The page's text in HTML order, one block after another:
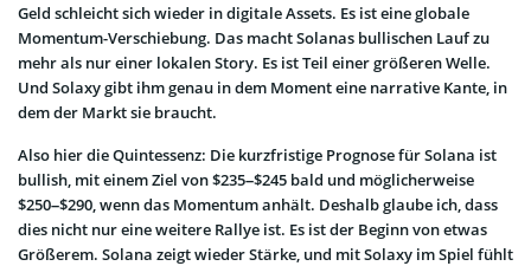
Geld schleicht sich wieder in digitale Assets. Es ist eine globale
Momentum-Verschiebung. Das macht Solanas bullischen Lauf zu
mehr als nur einer lokalen Story. Es ist Teil einer größeren Welle.
Und Solaxy gibt ihm genau in dem Moment eine narrative Kante, in
dem der Markt sie braucht.
Also hier die Quintessenz: Die kurzfristige Prognose für Solana ist
bullish, mit einem Ziel von $235–$245 bald und möglicherweise
$250–$290, wenn das Momentum anhält. Deshalb glaube ich, dass
dies nicht nur eine weitere Rallye ist. Es ist der Beginn von etwas
Größerem. Solana zeigt wieder Stärke, und mit Solaxy im Spiel fühlt